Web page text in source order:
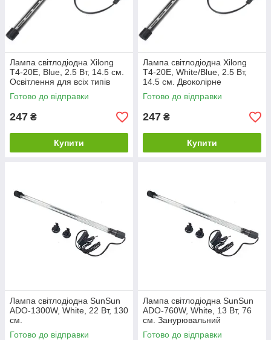
Лампа світлодіодна Xilong
Т4-20E, Blue, 2.5 Вт, 14.5 см.
Освітлення для всіх типів
акваріума
Готово до відправки
247 ₴
Купити
Лампа світлодіодна Xilong
Т4-20E, White/Blue, 2.5 Вт,
14.5 см. Двоколірне
освітлення для акваріума
Готово до відправки
247 ₴
Купити
Лампа світлодіодна SunSun
ADO-1300W, White, 22 Вт, 130
см.
Готово до відправки
Лампа світлодіодна SunSun
ADО-760W, White, 13 Вт, 76
см. Занурювальний
світильник для акваріума.
Готово до відправки